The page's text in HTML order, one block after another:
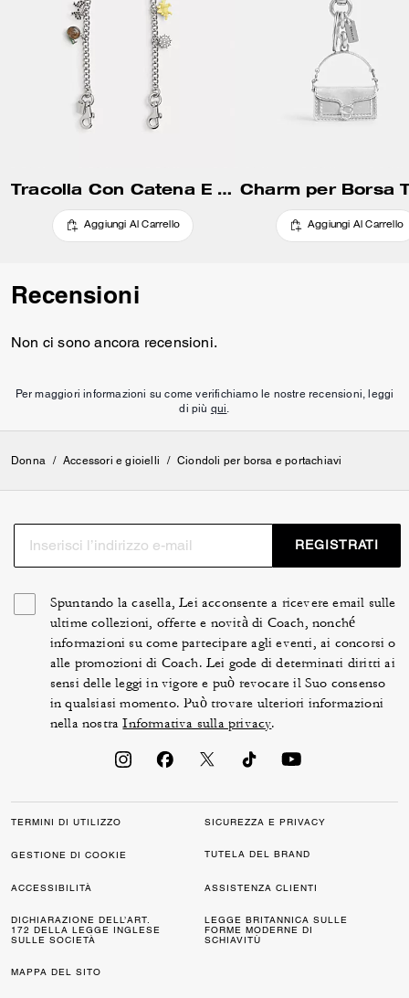
Tracolla Con Catena E Ciondoli
Aggiungi Al Carrello
Charm per Borsa
Aggiungi Al Carrello
Recensioni
Non ci sono ancora recensioni.
Per maggiori informazioni su come verifichiamo le nostre recensioni, leggi
di più qui
Donna / Accessori e gioielli / Ciondoli per borsa e portachiavi
REGISTRATI
Spuntando la casella, Lei acconsente a ricevere email sulle
ultime collezioni, offerte e novità di Coach, nonché
informazioni su come partecipare agli eventi, ai concorsi o
alle promozioni di Coach. Lei gode di determinati diritti ai
sensi delle leggi in vigore e può revocare il Suo consenso
in qualsiasi momento. Può trovare ulteriori informazioni
nella nostraInformativa sulla privacy.
TERMINI DI UTILIZZO SICUREZZA E PRIVACY
GESTIONE DI COOKIE TUTELA DEL BRAND
ACCESSIBILITÀ ASSISTENZA CLIENTI
DICHIARAZIONE DELL’ART.
172 DELLA LEGGE INGLESE
SULLE SOCIETÀ
LEGGE BRITANNICA SULLE
FORME MODERNE DI
SCHIAVITÙ
MAPPA DEL SITO